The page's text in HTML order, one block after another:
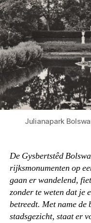
Julianapark
De Gysbertstêd
rijksmonumenten op
gaan er wandelend,
zonder te weten dat je
betreedt. Met name de
stadsgezicht, staat er